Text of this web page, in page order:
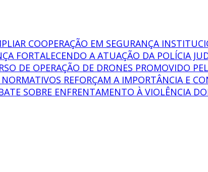
COOPERAÇÃO EM SEGURANÇA
FORTALECENDO A ATUAÇÃO DA POLÍCIA
DE OPERAÇÃO DE DRONES PROMOVIDO
REFORÇAM A IMPORTÂNCIA E
SOBRE ENFRENTAMENTO À VIOLÊNCIA